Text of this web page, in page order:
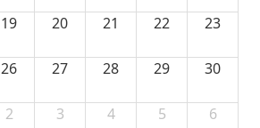
19 20 21 22 23
26 27 28 29 30
2 3 4 5 6